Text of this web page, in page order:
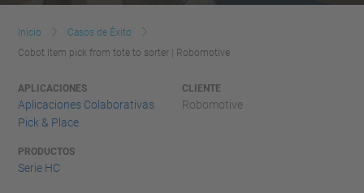
Inicio
Casos de Éxito
Cobot item pick from tote to sorter | Robomotive
APLICACIONES
Aplicaciones Colaborativas
Pick & Place
CLIENTE
Robomotive
PRODUCTOS
Serie HC